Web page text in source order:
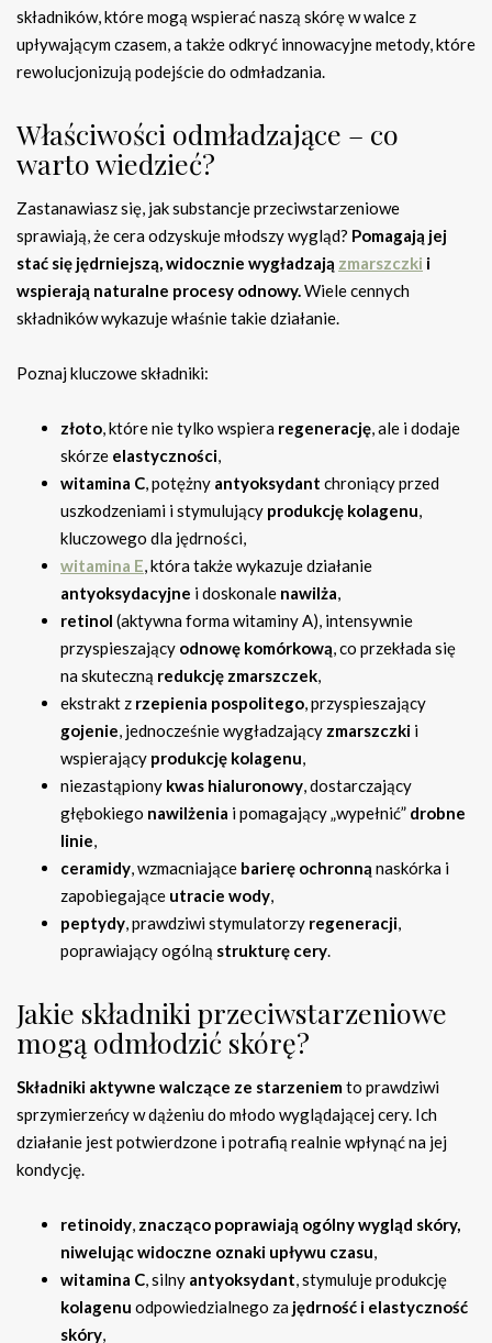
składników, które mogą wspierać naszą skórę w walce z
upływającym czasem, a także odkryć innowacyjne metody, które
rewolucjonizują podejście do odmładzania.
Właściwości odmładzające – co
warto wiedzieć?
Zastanawiasz się, jak substancje przeciwstarzeniowe
sprawiają, że cera odzyskuje młodszy wygląd? Pomagają jej
stać się jędrniejszą, widocznie wygładzają zmarszczki i
wspierają naturalne procesy odnowy.Wiele cennych
składników wykazuje właśnie takie działanie.
Poznaj kluczowe składniki:
złoto, które nie tylko wspiera regenerację, ale i dodaje
skórze elastyczności,
witamina C, potężny antyoksydant chroniący przed
uszkodzeniami i stymulujący produkcję kolagenu,
kluczowego dla jędrności,
witamina E, która także wykazuje działanie
antyoksydacyjne i doskonale nawilża,
retinol (aktywna forma witaminy A), intensywnie
przyspieszający odnowę komórkową, co przekłada się
na skuteczną redukcję zmarszczek,
ekstrakt z rzepienia pospolitego, przyspieszający
gojenie, jednocześnie wygładzający zmarszczki i
wspierający produkcję kolagenu,
niezastąpiony kwas hialuronowy, dostarczający
głębokiego nawilżenia i pomagający „wypełnić” drobne
linie,
ceramidy, wzmacniające barierę ochronną naskórka i
zapobiegające utracie wody,
peptydy, prawdziwi stymulatorzy regeneracji,
poprawiający ogólną strukturę cery.
Jakie składniki przeciwstarzeniowe
mogą odmłodzić skórę?
Składniki aktywne walczące ze starzeniemto prawdziwi
sprzymierzeńcy w dążeniu do młodo wyglądającej cery. Ich
działanie jest potwierdzone i potrafią realnie wpłynąć na jej
kondycję.
retinoidy, znacząco poprawiają ogólny wygląd skóry,
niwelując widoczne oznaki upływu czasu,
witamina C, silny antyoksydant, stymuluje produkcję
kolagenu odpowiedzialnego za jędrność i elastyczność
skóry,